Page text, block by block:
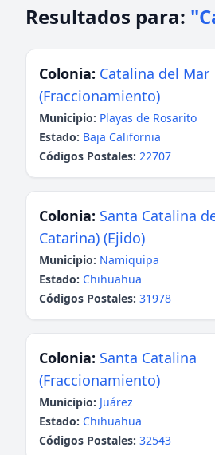
Resultados para:
Colonia: Catalina del Mar
(Fraccionamiento)
Municipio: Playas de Rosarito
Estado: Baja California
Códigos Postales: 22707
Colonia: Santa Catalina
Catarina) (Ejido)
Municipio: Namiquipa
Estado: Chihuahua
Códigos Postales: 31978
Colonia: Santa Catalina
(Fraccionamiento)
Municipio: Juárez
Estado: Chihuahua
Códigos Postales: 32543